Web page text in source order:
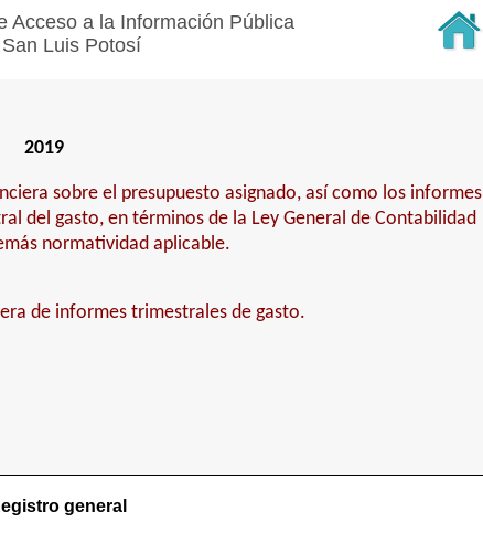
Acceso a la Información Pública
Luis Potosí
2019
sobre el presupuesto asignado, así como los informes
del gasto, en términos de la Ley General de Contabilidad
normatividad aplicable.
de informes trimestrales de gasto.
general